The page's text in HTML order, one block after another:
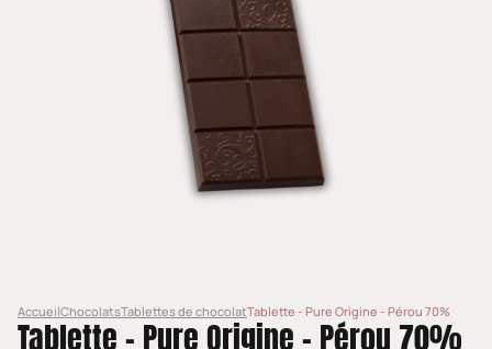
AccueilChocolatsTablettes de chocolatTablette - Pure Origine - Pérou 70%
Tablette - Pure Origine - Pérou 70%